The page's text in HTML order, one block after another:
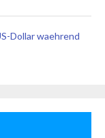
Dollar waehrend